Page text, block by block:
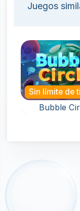
Juegos
Bubble
Sin límite de